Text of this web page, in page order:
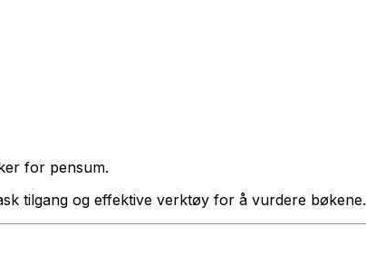
for pensum.
tilgang og effektive verktøy for å vurdere bøkene.